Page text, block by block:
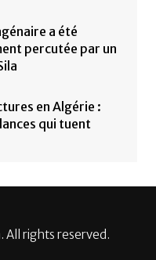
a été
percutée par un
en Algérie :
qui tuent
rights reserved.